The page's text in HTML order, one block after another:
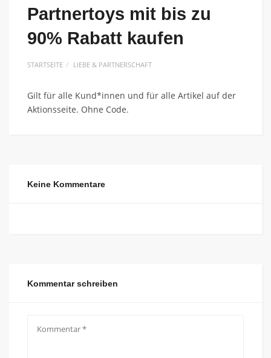
Partnertoys mit bis zu
90% Rabatt kaufen
STARTSEITE LIEBE & PARTNERSCHAFT
Gilt für alle Kund*innen und für alle Artikel auf der
Aktionsseite. Ohne Code.
Keine Kommentare
Kommentar schreiben